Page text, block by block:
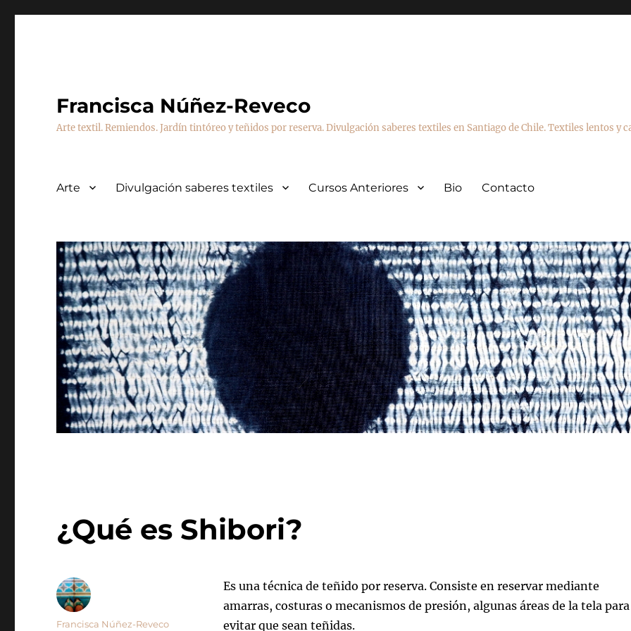
Francisca Núñez-Reveco
Arte textil. Remiendos. Jardín tintóreo y teñidos por reserva. Divulgación saberes textiles en Santiago de Chile. Textiles lentos y
Arte Divulgación saberes textiles Cursos Anteriores Bio Contacto
¿Qué es Shibori?
Es una técnica de teñido por reserva. Consiste en reservar mediante
amarras, costuras o mecanismos de presión, algunas áreas de la tela para
evitar que sean teñidas.
Autor
Francisca Núñez-Reveco